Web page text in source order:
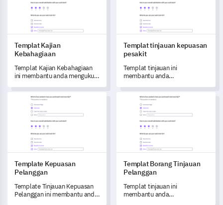
Templat Kajian
Kebahagiaan
Templat Kajian Kebahagiaan
ini membantu anda mengukur
serta kesejahteraan secara
keseluruhan untuk
meningkatkan kepuasan.
Templat tinjauan kepuasan
pesakit
Templat tinjauan ini
membantu anda
berharga tentang kepuasan
pesakit, mendorong
peningkatan dalam
perkhidmatan kesihatan.
Template Kepuasan Pelanggan
Template Kepuasan
Pelanggan
Template Tinjauan Kepuasan
Pelanggan ini membantu anda
Templat Borang Tinjauan
Templat Borang Tinjauan
Pelanggan
Templat tinjauan ini
membantu anda